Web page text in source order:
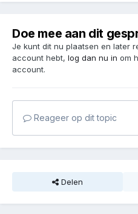
Doe mee aan dit
Je kunt dit nu plaatsen en later
account hebt, log dan nu in om
account.
Reageer op dit topic
Delen